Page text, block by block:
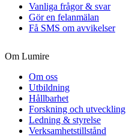
Vanliga frågor & svar
Gör en felanmälan
Få SMS om avvikelser
Om Lumire
Om oss
Utbildning
Hållbarhet
Forskning och utveckling
Ledning & styrelse
Verksamhetstillstånd